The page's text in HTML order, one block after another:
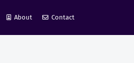
About Contact